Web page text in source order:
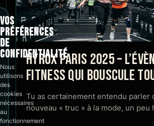
HYROX PARIS 2025 –
FITNESS QUI BOUSCULE
Tu as certainement entendu parler
nouveau « truc » à la mode, un peu
VOS
PRÉFÉRENCES
DE
CONFIDENTIALITÉ
Nous
utilisons
des
cookies
nécessaires
au
fonctionnement